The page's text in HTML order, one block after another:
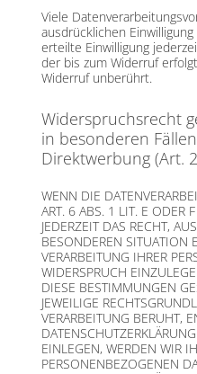
Viele
ausdrücklichen
erteilte Einwilligung
der bis zum Widerruf
Widerruf unberührt.
Widerspruchsrecht
in besonderen
Direktwerbung (Art.
WENN DIE
ART. 6 ABS. 1 LIT. E ODER
JEDERZEIT DAS RECHT,
BESONDEREN SITUATION
VERARBEITUNG IHRER
WIDERSPRUCH
DIESE BESTIMMUNGEN
JEWEILIGE
VERARBEITUNG BERUHT,
EINLEGEN, WERDEN WIR
PERSONENBEZOGENEN